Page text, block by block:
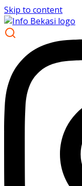
Skip to content